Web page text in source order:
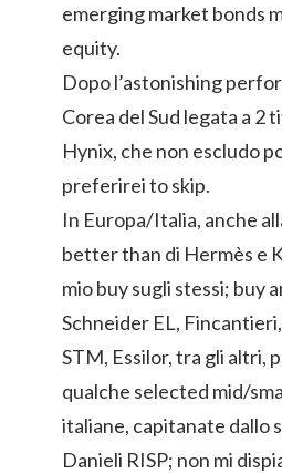
emerging market bonds
equity.
Dopo l’astonishing
Corea del Sud legata a 2
Hynix, che non escludo
preferirei to skip.
In Europa/Italia, anche
better than di Hermès e
mio buy sugli stessi; buy
Schneider EL,
STM, Essilor, tra gli altri,
qualche selected mid/
italiane, capitanate dallo
Danieli RISP; non mi